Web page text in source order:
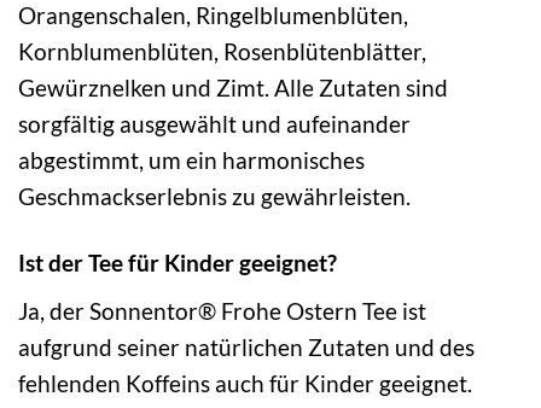
Orangenschalen, Ringelblumenblüten,
Kornblumenblüten, Rosenblütenblätter,
Gewürznelken und Zimt. Alle Zutaten sind
sorgfältig ausgewählt und aufeinander
abgestimmt, um ein harmonisches
Geschmackserlebnis zu gewährleisten.
Ist der Tee für Kinder geeignet?
Ja, der Sonnentor® Frohe Ostern Tee ist
aufgrund seiner natürlichen Zutaten und des
fehlenden Koffeins auch für Kinder geeignet.